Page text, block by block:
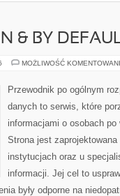
& BY
MOŻLIWOŚĆ
Przewodnik po ogólnym
danych to serwis, które
informacjami o osobach
Strona jest
instytucjach oraz u
informacji. Jej cel to
były odporne na